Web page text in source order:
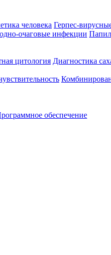
человека Герпес-
очаговые инфекции
цитология Диагностика
обеспечение